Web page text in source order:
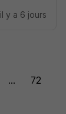
il y a 6 jours
... 72